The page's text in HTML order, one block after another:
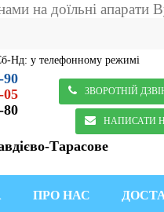
Нд: у телефонному режимі
90
05
80
ЗВОРОТНІЙ
НАПИСАТИ
Тарасове
ПРО НАС